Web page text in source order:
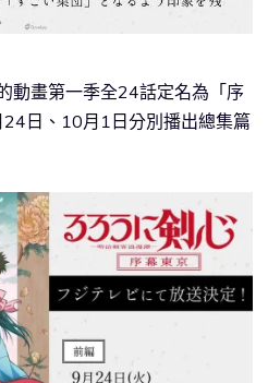
動畫第一季全24話定名為「序
日、10月1日分別播出總集篇